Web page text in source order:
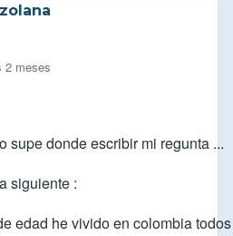
2 meses
supe donde escribir mi regunta ...
siguiente :
edad he vivido en colombia